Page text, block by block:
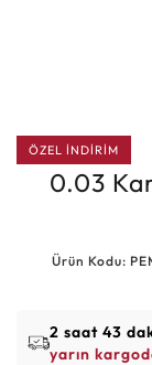
ÖZEL İNDİRİM
0.03
Ürün Kodu:
2 saat 43
yarın